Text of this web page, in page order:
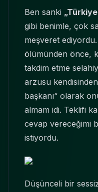
Ben sanki
gibi benimle, çok
meşveret
ölümünden önce,
takdim etme
arzusu
başkanı“ olarak
almam idi. Teklifi
cevap vereceğimi
istiyordu.
Düşünceli bir